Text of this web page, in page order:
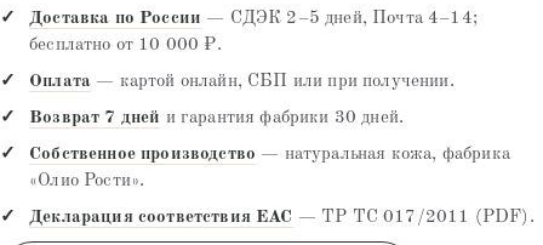
Доставка по России — СДЭК 2–5 дней, Почта 4–14;
бесплатно от 10 000 ₽.
Оплата — картой онлайн, СБП или при получении.
Возврат 7 дней и гарантия фабрики 30 дней.
Собственное производство — натуральная кожа, фабрика
«Олио Рости».
Декларация соответствия EAC — ТР ТС 017/2011 (PDF).